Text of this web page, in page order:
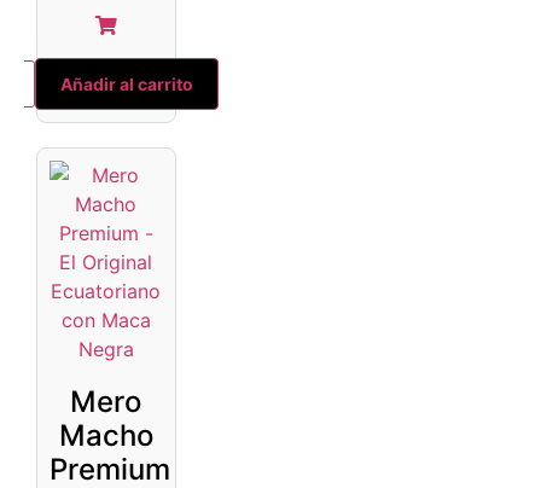
Añadir al carrito
Mero
Macho
Premium